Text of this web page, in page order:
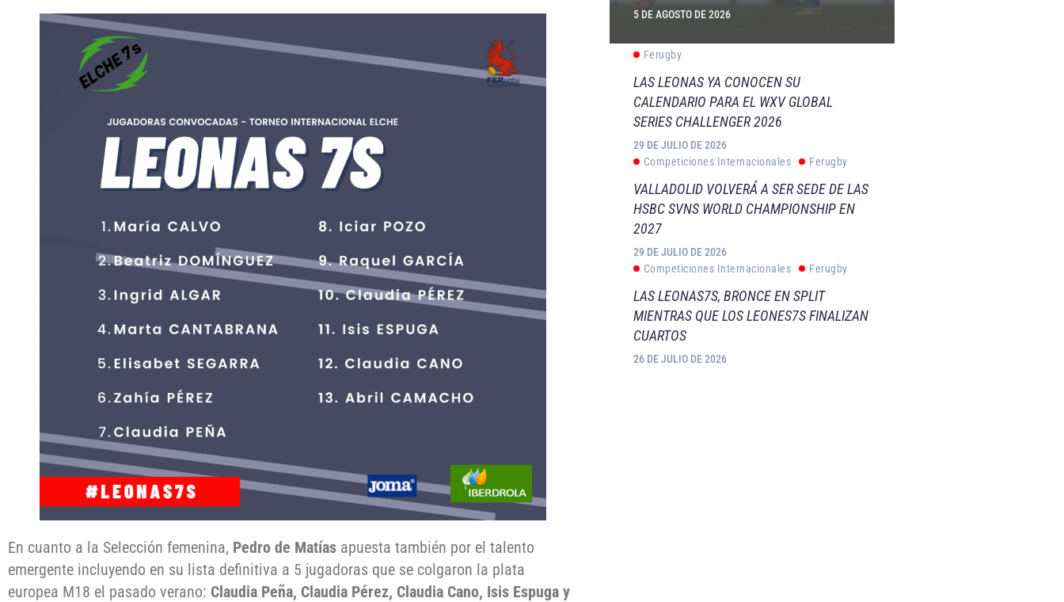
En cuanto a la Selección femenina, Pedro de Matías apuesta también por el talento
emergente incluyendo en su lista definitiva a 5 jugadoras que se colgaron la plata
europea M18 el pasado verano: Claudia Peña, Claudia Pérez, Claudia Cano, Isis Espuga y
5 DE AGOSTO DE 2026
Ferugby
LAS LEONAS YA CONOCEN SU
CALENDARIO PARA EL WXV GLOBAL
SERIES CHALLENGER 2026
29 DE JULIO DE 2026
Competiciones Internacionales
Ferugby
VALLADOLID VOLVERÁ A SER SEDE DE LAS
HSBC SVNS WORLD CHAMPIONSHIP EN
2027
29 DE JULIO DE 2026
Competiciones Internacionales
Ferugby
LAS LEONAS7S, BRONCE EN SPLIT
MIENTRAS QUE LOS LEONES7S FINALIZAN
CUARTOS
26 DE JULIO DE 2026